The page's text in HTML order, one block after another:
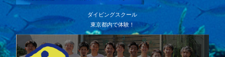
ダイビングスクール
東京都内で体験！